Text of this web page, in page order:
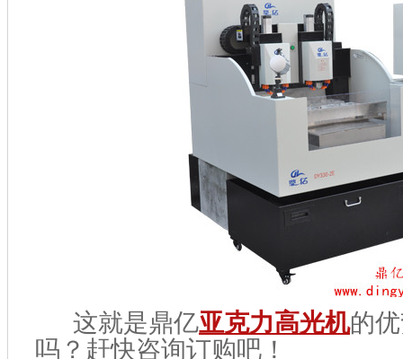
这就是鼎亿亚克力高光机的
吗？赶快咨询订购吧！